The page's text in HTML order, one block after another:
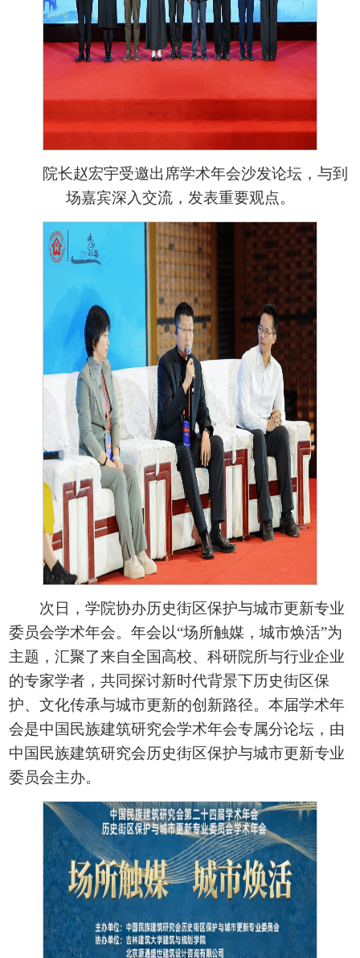
院长赵宏宇受邀出席学术年会沙发论坛，与到
场嘉宾深入交流，发表重要观点。
次日，学院协办历史街区保护与城市更新专业
委员会学术年会。年会以“场所触媒，城市焕活”为
主题，汇聚了来自全国高校、科研院所与行业企业
的专家学者，共同探讨新时代背景下历史街区保
护、文化传承与城市更新的创新路径。本届学术年
会是中国民族建筑研究会学术年会专属分论坛，由
中国民族建筑研究会历史街区保护与城市更新专业
委员会主办。